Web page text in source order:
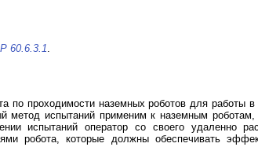
60.6.3.1
по проходимости наземных роботов для работы
испытаний применим к наземным
испытаний оператор со своего удаленно
робота, которые должны обеспечивать